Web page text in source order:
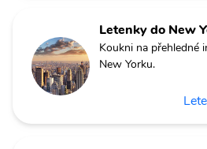
Letenky do New
Koukni na přehledné
New Yorku.